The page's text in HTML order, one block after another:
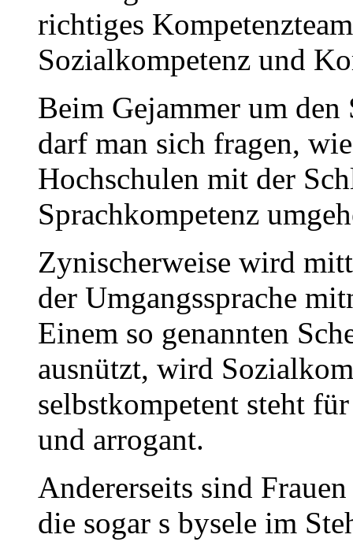
richtiges
Sozialkompetenz und
Beim Gejammer um
darf man sich fragen,
Hochschulen mit der
Sprachkompetenz
Zynischerweise wird
der Umgangssprache
Einem so genannten
ausnützt, wird
selbstkompetent steht
und arrogant.
Andererseits sind
die sogar s bysele im